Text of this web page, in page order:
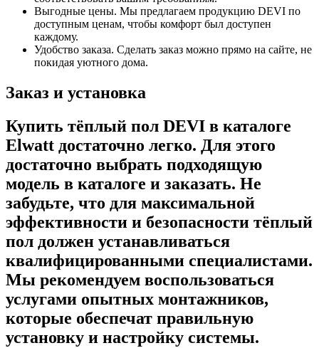
Выгодные цены. Мы предлагаем продукцию DEVI по
доступным ценам, чтобы комфорт был доступен
каждому.
Удобство заказа. Сделать заказ можно прямо на сайте, не
покидая уютного дома.
Заказ и установка
Купить тёплый пол DEVI в каталоге
Elwatt достаточно легко. Для этого
достаточно выбрать подходящую
модель в каталоге и заказать. Не
забудьте, что для максимальной
эффективности и безопасности тёплый
пол должен устанавливаться
квалифицированными специалистами.
Мы рекомендуем воспользоваться
услугами опытных монтажников,
которые обеспечат правильную
установку и настройку системы.